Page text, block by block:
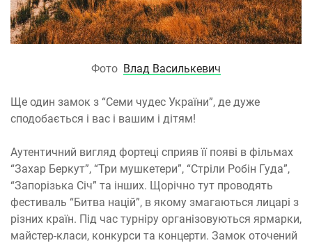
Фото Влад Василькевич
Ще один замок з “Семи чудес України”, де дуже
сподобається і вас і вашим і дітям!
Аутентичний вигляд фортеці сприяв її появі в фільмах
“Захар Беркут”, “Три мушкетери”, “Стріли Робін Гуда”,
“Запорізька Січ” та інших. Щорічно тут проводять
фестиваль “Битва націй”, в якому змагаються лицарі з
різних країн. Під час турніру організовуються ярмарки,
майстер-класи, конкурси та концерти. Замок оточений